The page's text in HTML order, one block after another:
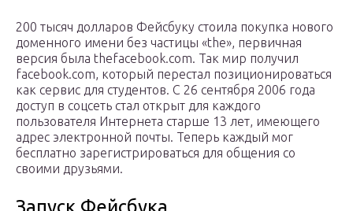
200 тысяч долларов Фейсбуку стоила покупка нового
доменного имени без частицы «the», первичная
версия была thefacebook.com. Так мир получил
facebook.com, который перестал позиционироваться
как сервис для студентов. С 26 сентября 2006 года
доступ в соцсеть стал открыт для каждого
пользователя Интернета старше 13 лет, имеющего
адрес электронной почты. Теперь каждый мог
бесплатно зарегистрироваться для общения со
своими друзьями.